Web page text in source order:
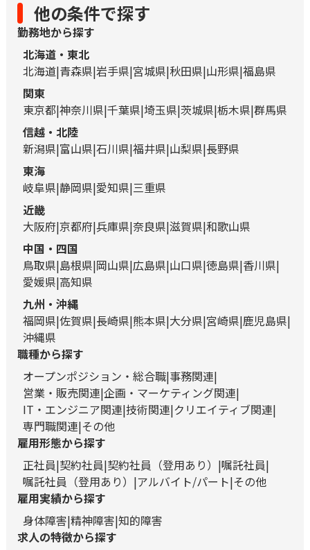
他の条件で探す
勤務地から探す
北海道・東北
北海道 青森県 岩手県 宮城県 秋田県 山形県 福島県
関東
東京都 神奈川県 千葉県 埼玉県 茨城県 栃木県 群馬県
信越・北陸
新潟県 富山県 石川県 福井県 山梨県 長野県
東海
岐阜県 静岡県 愛知県 三重県
近畿
大阪府 京都府 兵庫県 奈良県 滋賀県 和歌山県
中国・四国
鳥取県 島根県 岡山県 広島県 山口県 徳島県 香川県
愛媛県 高知県
九州・沖縄
福岡県 佐賀県 長崎県 熊本県 大分県 宮崎県 鹿児島県
沖縄県
職種から探す
オープンポジション・総合職 事務関連
営業・販売関連 企画・マーケティング関連
IT・エンジニア関連 技術関連 クリエイティブ関連
専門職関連 その他
雇用形態から探す
正社員 契約社員 契約社員（登用あり）
嘱託社員
嘱託社員（登用あり）
アルバイト/パート その他
雇用実績から探す
身体障害 精神障害 知的障害
求人の特徴から探す